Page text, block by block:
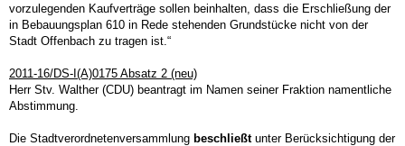
vorzulegenden Kaufverträge sollen beinhalten, dass die Erschließung der
in Bebauungsplan 610 in Rede stehenden Grundstücke nicht von der
Stadt Offenbach zu tragen ist.“
2011-16/DS-I(A)0175 Absatz 2 (neu)
Herr Stv. Walther (CDU) beantragt im Namen seiner Fraktion namentliche
Abstimmung.
Die Stadtverordnetenversammlung beschließtunter Berücksichtigung der